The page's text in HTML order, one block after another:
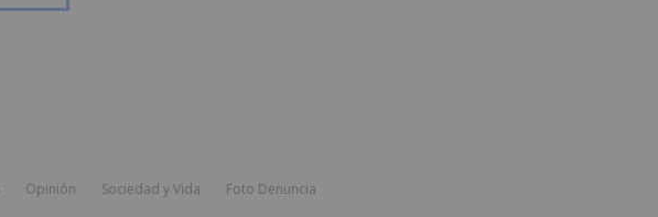
Opinión Sociedad y Vida Foto Denuncia